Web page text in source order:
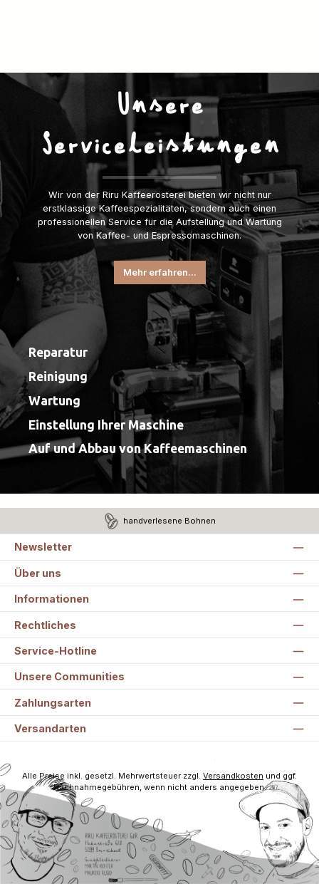
Unsere
Serviceleistungen
Wir von der Riru Kaffeerösterei bieten wir nicht nur
erstklassige Kaffeespezialitäten, sondern auch einen
professionellen Service für die Aufstellung und Wartung
von Kaffee- und Espressomaschinen.
Mehr erfahren...
Reparatur
Reinigung
Wartung
Einstellung Ihrer Maschine
Auf und Abbau von Kaffeemaschinen
handverlesene Bohnen
Newsletter
Über uns
Informationen
Rechtliches
Service-Hotline
Unsere Communities
Zahlungsarten
Versandarten
Alle Preise inkl. gesetzl. Mehrwertsteuer zzgl. Versandkosten und ggf.
Nachnahmegebühren, wenn nicht anders angegeben.